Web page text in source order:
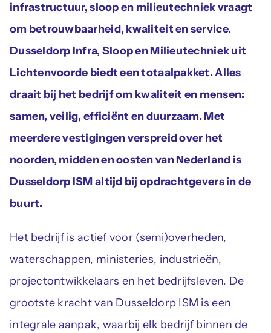
infrastructuur, sloop en milieutechniek vraagt
om betrouwbaarheid, kwaliteit en service.
Dusseldorp Infra, Sloop en Milieutechniek uit
Lichtenvoorde biedt een totaalpakket. Alles
draait bij het bedrijf om kwaliteit en mensen:
samen, veilig, efficiënt en duurzaam. Met
meerdere vestigingen verspreid over het
noorden, midden en oosten van Nederland is
Dusseldorp ISM altijd bij opdrachtgevers in de
buurt.
Het bedrijf is actief voor (semi)overheden,
waterschappen, ministeries, industrieën,
projectontwikkelaars en het bedrijfsleven. De
grootste kracht van Dusseldorp ISM is een
integrale aanpak, waarbij elk bedrijf binnen de